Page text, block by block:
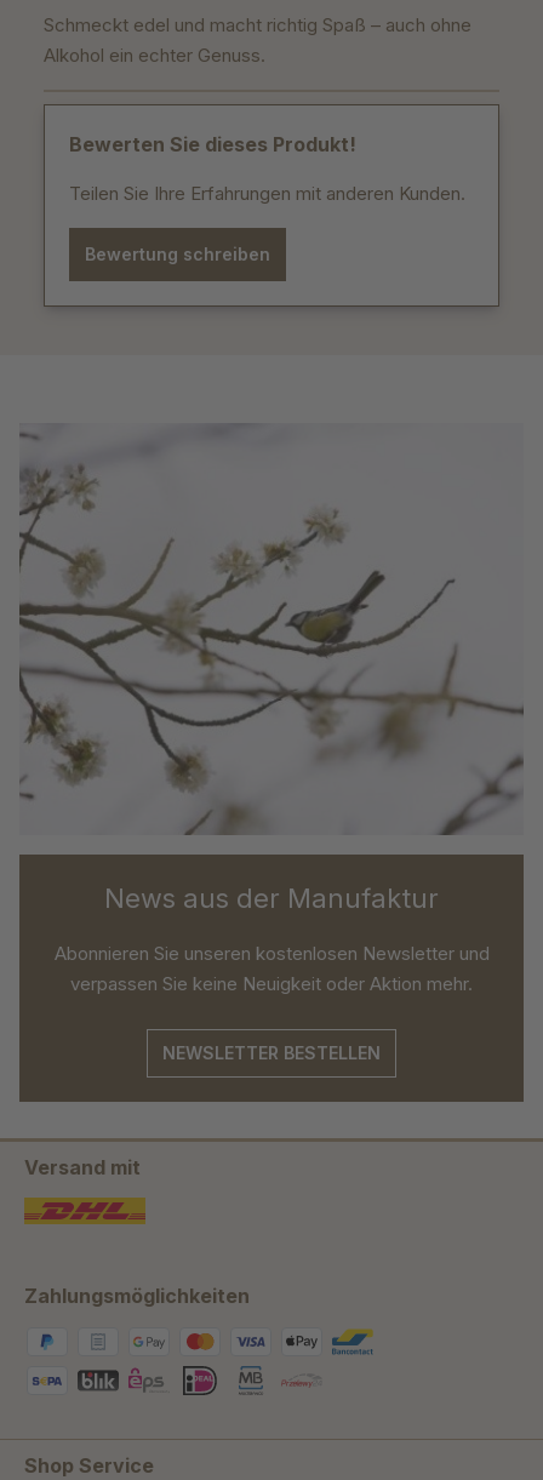
Schmeckt edel und macht richtig Spaß – auch ohne
Alkohol ein echter Genuss.
Bewerten Sie dieses Produkt!
Teilen Sie Ihre Erfahrungen mit anderen Kunden.
Bewertung schreiben
News aus der Manufaktur
Abonnieren Sie unseren kostenlosen Newsletter und
verpassen Sie keine Neuigkeit oder Aktion mehr.
NEWSLETTER BESTELLEN
Versand mit
Zahlungsmöglichkeiten
Shop Service